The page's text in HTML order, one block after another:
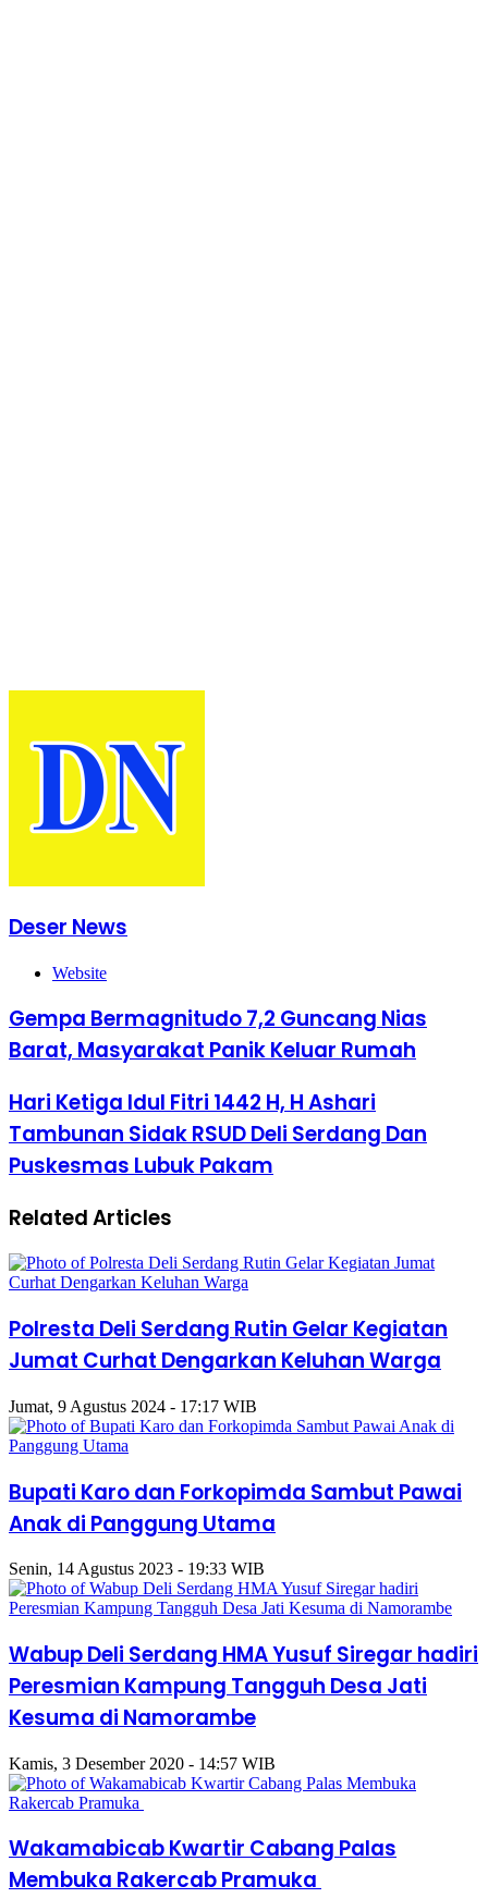
Deser News
Website
Gempa Bermagnitudo 7,2 Guncang Nias
Barat, Masyarakat Panik Keluar Rumah
Hari Ketiga Idul Fitri 1442 H, H Ashari
Tambunan Sidak RSUD Deli Serdang Dan
Puskesmas Lubuk Pakam
Related Articles
Polresta Deli Serdang Rutin Gelar Kegiatan
Jumat Curhat Dengarkan Keluhan Warga
Jumat, 9 Agustus 2024 - 17:17 WIB
Bupati Karo dan Forkopimda Sambut Pawai
Anak di Panggung Utama
Senin, 14 Agustus 2023 - 19:33 WIB
Wabup Deli Serdang HMA Yusuf Siregar hadiri
Peresmian Kampung Tangguh Desa Jati
Kesuma di Namorambe
Kamis, 3 Desember 2020 - 14:57 WIB
Wakamabicab Kwartir Cabang Palas
Membuka Rakercab Pramuka